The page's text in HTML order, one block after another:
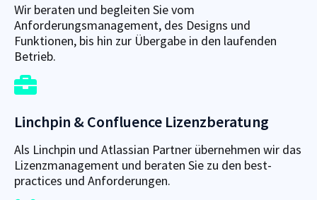
Wir beraten und begleiten Sie vom
Anforderungsmanagement, des Designs und
Funktionen, bis hin zur Übergabe in den laufenden
Betrieb.
Linchpin & Confluence Lizenzberatung
Als Linchpin und Atlassian Partner übernehmen wir das
Lizenzmanagement und beraten Sie zu den best-
practices und Anforderungen.